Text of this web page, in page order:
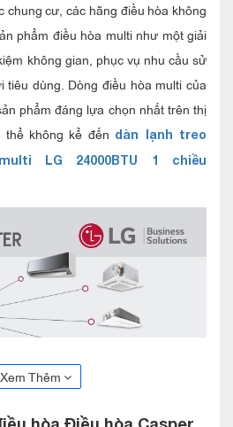
chung cư, các hãng điều hòa không
phẩm điều hòa multi như một giải
không gian, phục vụ nhu cầu sử
tiêu dùng. Dòng điều hòa multi của
phẩm đáng lựa chọn nhất trên thị
không kể đến dàn lạnh treo
LG 24000BTU 1 chiều
là giải pháp tiết kiệm không gian
Xem Thêm